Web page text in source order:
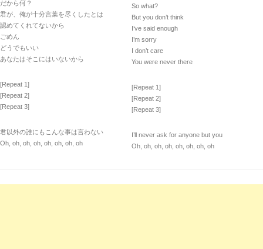
だから何？
君が、俺が十分言葉を尽くしたとは
認めてくれてないから
ごめん
どうでもいい
あなたはそこにはいないから
[Repeat 1]
[Repeat 2]
[Repeat 3]
君以外の誰にもこんな事は言わない
Oh, oh, oh, oh, oh, oh, oh, oh
So what?
But you don’t think
I’ve said enough
I’m sorry
I don’t care
You were never there
[Repeat 1]
[Repeat 2]
[Repeat 3]
I’ll never ask for anyone but you
Oh, oh, oh, oh, oh, oh, oh, oh